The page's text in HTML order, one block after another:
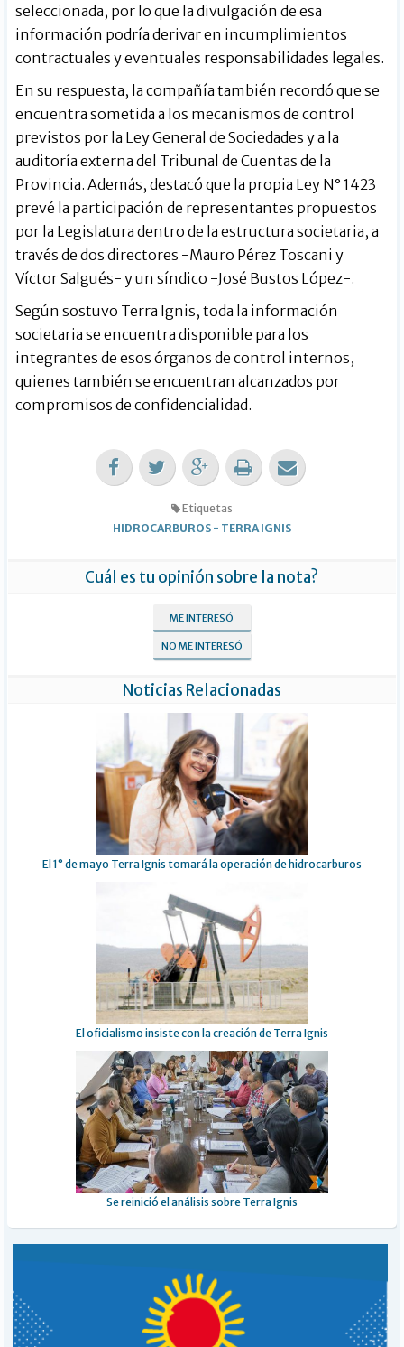
seleccionada, por lo que la divulgación de esa
información podría derivar en incumplimientos
contractuales y eventuales responsabilidades legales.
En su respuesta, la compañía también recordó que se
encuentra sometida a los mecanismos de control
previstos por la Ley General de Sociedades y a la
auditoría externa del Tribunal de Cuentas de la
Provincia. Además, destacó que la propia Ley N° 1423
prevé la participación de representantes propuestos
por la Legislatura dentro de la estructura societaria, a
través de dos directores -Mauro Pérez Toscani y
Víctor Salgués- y un síndico -José Bustos López-.
Según sostuvo Terra Ignis, toda la información
societaria se encuentra disponible para los
integrantes de esos órganos de control internos,
quienes también se encuentran alcanzados por
compromisos de confidencialidad.
Etiquetas
HIDROCARBUROS- TERRA IGNIS
Cuál es tu opinión sobre la nota?
ME INTERESÓ
NO ME INTERESÓ
Noticias Relacionadas
El 1° de mayo Terra Ignis tomará la operación de hidrocarburos
El oficialismo insiste con la creación de Terra Ignis
Se reinició el análisis sobre Terra Ignis